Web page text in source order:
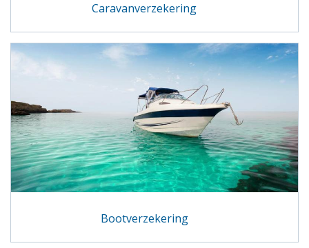
Caravanverzekering
Bootverzekering